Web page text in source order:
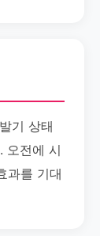
기 상태
오전에 시
과를 기대